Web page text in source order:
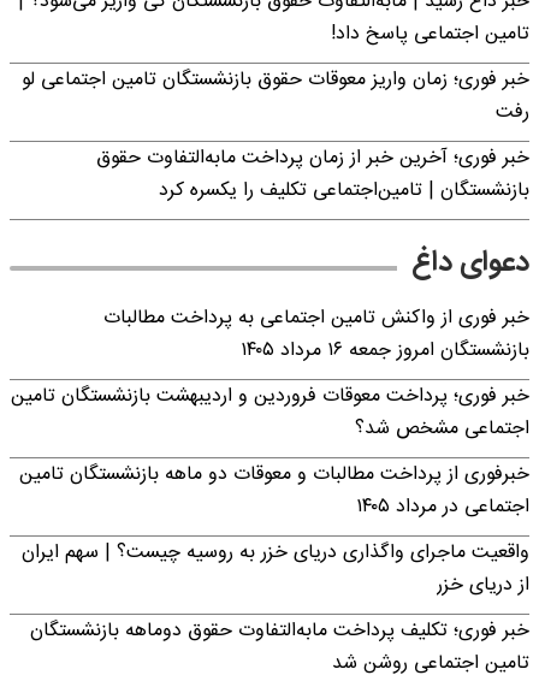
تامین اجتماعی پاسخ داد!
خبر فوری؛ زمان واریز معوقات حقوق بازنشستگان تامین اجتماعی لو
رفت
خبر فوری؛ آخرین خبر از زمان پرداخت مابه‌التفاوت حقوق
بازنشستگان | تامین‌اجتماعی تکلیف را یکسره کرد
دعوای داغ
خبر فوری از واکنش تامین اجتماعی به پرداخت مطالبات
بازنشستگان امروز جمعه ۱۶ مرداد ۱۴۰۵
خبر فوری؛ پرداخت معوقات فروردین و اردیبهشت بازنشستگان تامین
اجتماعی مشخص شد؟
خبرفوری از پرداخت مطالبات و معوقات دو ماهه بازنشستگان تامین
اجتماعی در مرداد ۱۴۰۵
واقعیت ماجرای واگذاری دریای خزر به روسیه چیست؟ | سهم ایران
از دریای خزر
خبر فوری؛ تکلیف پرداخت مابه‌التفاوت حقوق دوماهه بازنشستگان
تامین اجتماعی روشن شد